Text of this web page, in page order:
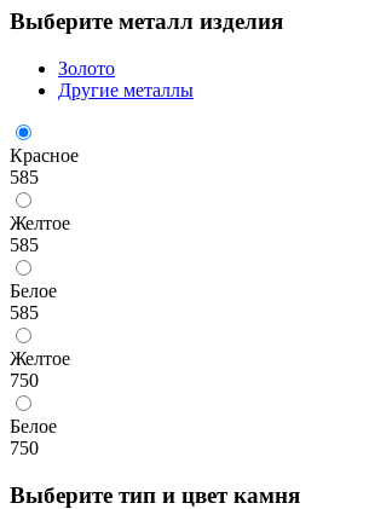
Выберите металл изделия
Золото
Другие металлы
Красное
585
Желтое
585
Белое
585
Желтое
750
Белое
750
Выберите тип и цвет камня